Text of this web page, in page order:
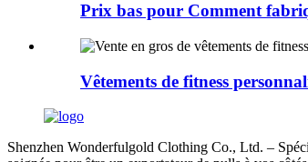
Prix ​​bas pour Comment
Vêtements de fitness
Shenzhen Wonderfulgold Clothing Co., Ltd. –